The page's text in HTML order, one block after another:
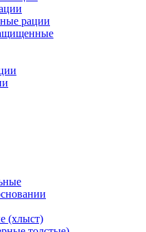
рации
(хлыст)